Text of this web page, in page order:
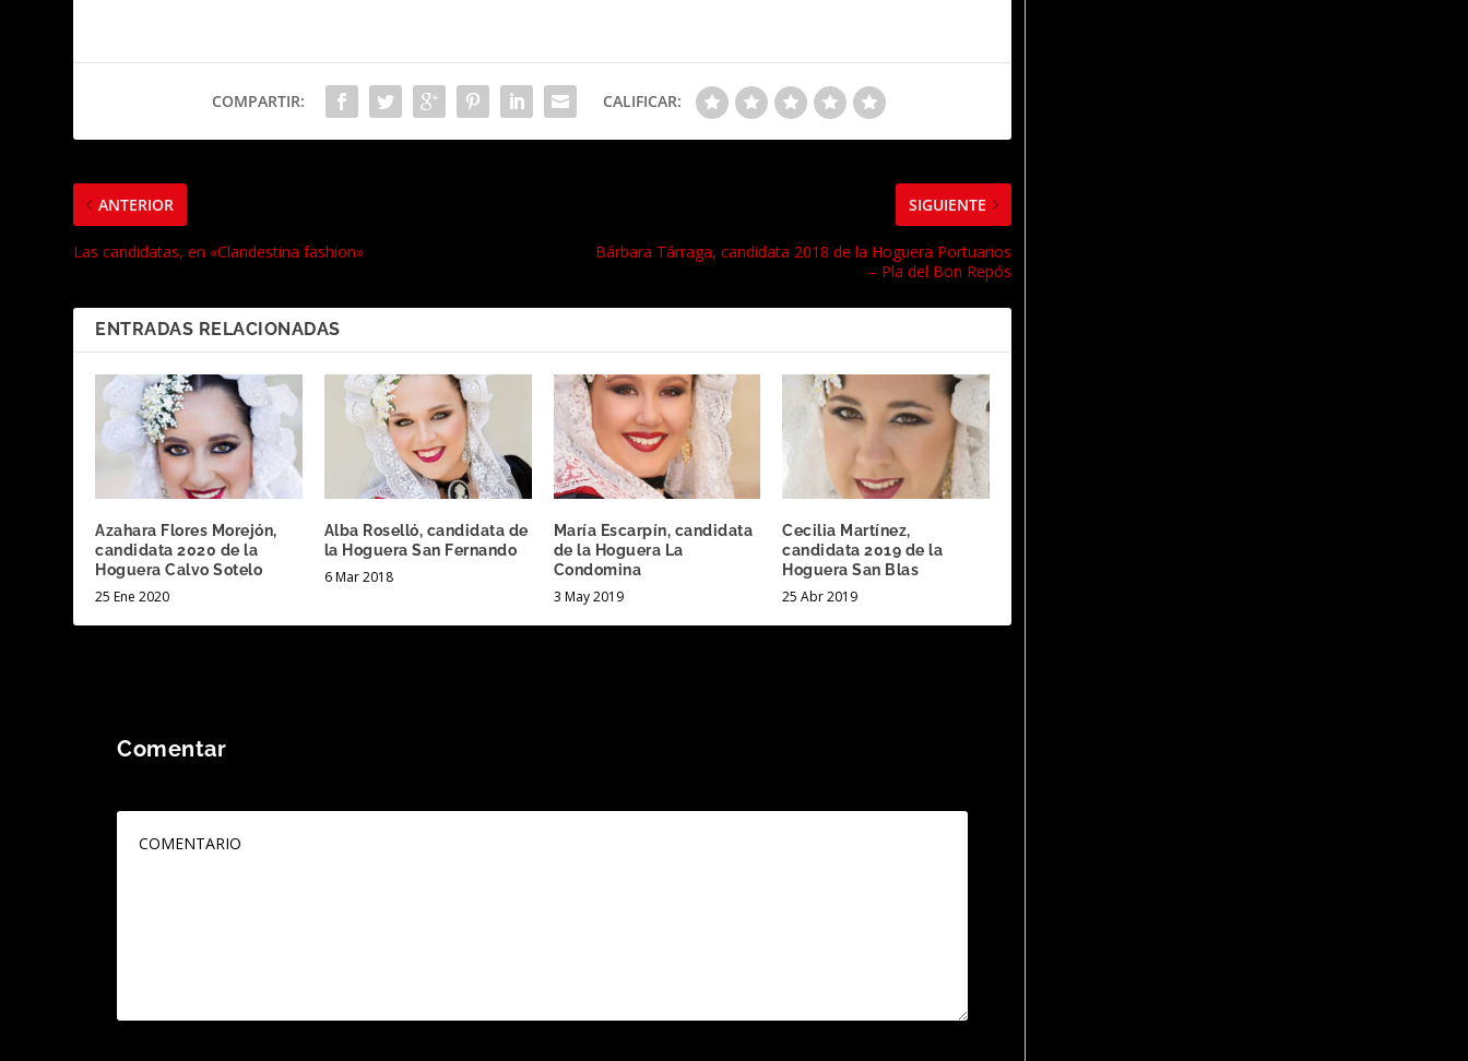
COMPARTIR: CALIFICAR:
ANTERIOR
Las candidatas, en «Clandestina fashion»
SIGUIENTE
Bárbara Tárraga, candidata 2018 de la Hoguera Portuarios
– Pla del Bon Repós
ENTRADAS RELACIONADAS
Azahara Flores Morejón,
candidata 2020 de la
Hoguera Calvo Sotelo
25 Ene 2020
Alba Roselló, candidata de
la Hoguera San Fernando
6 Mar 2018
María Escarpín, candidata
de la Hoguera La
Condomina
3 May 2019
Cecilia Martínez,
candidata 2019 de la
Hoguera San Blas
25 Abr 2019
Comentar